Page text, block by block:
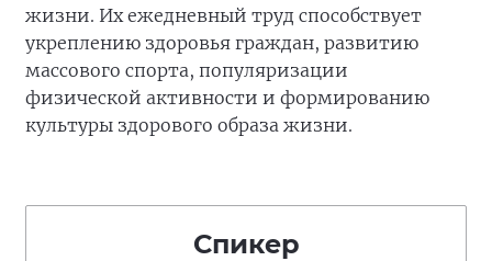
жизни. Их ежедневный труд способствует
укреплению здоровья граждан, развитию
массового спорта, популяризации
физической активности и формированию
культуры здорового образа жизни.
Спикер